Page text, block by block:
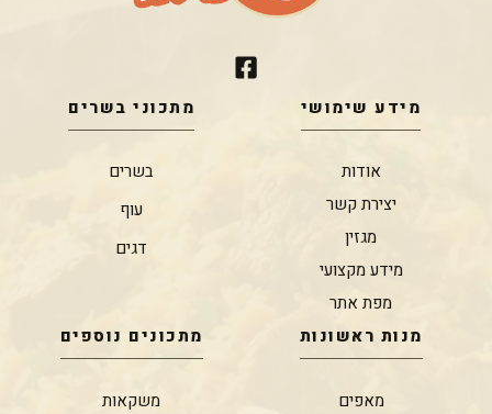
מידע שימושי
אודות
יצירת קשר
מגזין
מידע מקצועי
מפת אתר
מתכוני בשרים
בשרים
עוף
דגים
מנות ראשונות
מאפים
מתכונים נוספים
משקאות